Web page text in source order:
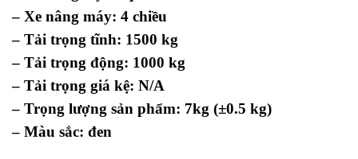
– Xe nâng máy: 4 chiều
– Tải trọng tĩnh: 1500 kg
– Tải trọng động: 1000 kg
– Tải trọng giá kệ: N/A
– Trọng lượng sản phẩm: 7kg (±0.5 kg)
– Màu sắc: đen